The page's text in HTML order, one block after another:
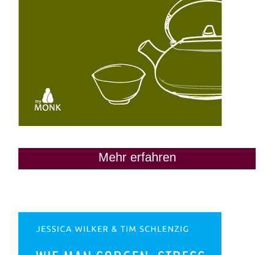
Mehr erfahren